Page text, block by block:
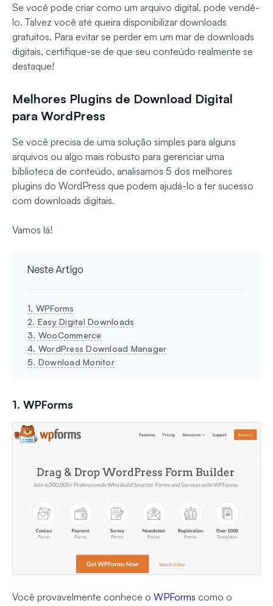
Se você pode criar como um arquivo digital, pode vendê-
lo. Talvez você até queira disponibilizar downloads
gratuitos. Para evitar se perder em um mar de downloads
digitais, certifique-se de que seu conteúdo realmente se
destaque!
Melhores Plugins de Download Digital
para WordPress
Se você precisa de uma solução simples para alguns
arquivos ou algo mais robusto para gerenciar uma
biblioteca de conteúdo, analisamos 5 dos melhores
plugins do WordPress que podem ajudá-lo a ter sucesso
com downloads digitais.
Vamos lá!
Neste Artigo
1. WPForms
2. Easy Digital Downloads
3. WooCommerce
4. WordPress Download Manager
5. Download Monitor
1. WPForms
Você provavelmente conhece o WPForms como o